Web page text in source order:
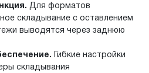
Для форматов
складывание с оставлением
выводятся через заднюю
Гибкие настройки
складывания